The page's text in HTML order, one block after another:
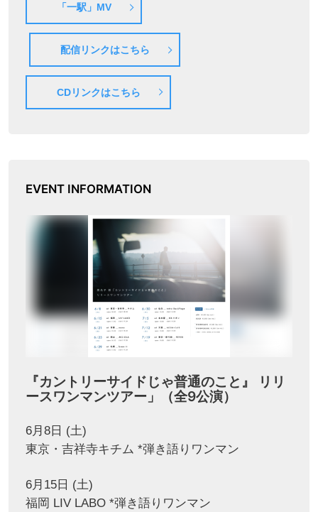
「一駅」MV
配信リンクはこちら
CDリンクはこちら
EVENT INFORMATION
『カントリーサイドじゃ普通のこと』 リリ
ースワンマンツアー」（全9公演）
6月8日 (土)
東京・吉祥寺キチム *弾き語りワンマン
6月15日 (土)
福岡 LIV LABO *弾き語りワンマン